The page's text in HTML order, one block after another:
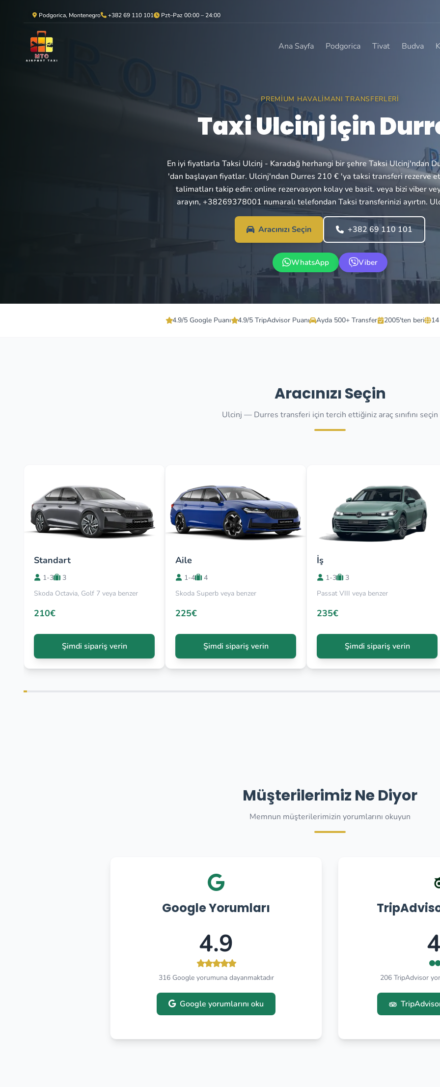
Podgorica, Montenegro +382 69 110 101 Pzt–Paz 00:00 – 24:00
Ana Sayfa Podgorica Tivat Budva
PREMIUM HAVALIMANI TRANSFERLERI
Taxi Ulcinj için
En iyi fiyatlarla Taksi Ulcinj - Karadağ herhangi bir şehre Taksi Ulcinj'ndan
'dan başlayan fiyatlar. Ulcinj'ndan Durres 210 € 'ya taksi transferi rezerve
talimatları takip edin: online rezervasyon kolay ve basit. veya bizi viber
arayın, +38269378001 numaralı telefondan Taksi transferinizi ayırtın.
Aracınızı Seçin +382 69 110 101
WhatsApp Viber
4.9/5 Google Puanı 4.9/5 TripAdvisor Puanı Ayda 500+ Transfer 2005'ten beri
Aracınızı Seçin
Ulcinj — Durres transferi için tercih ettiğiniz araç sınıfını seçin
Standart
1-3
3
Skoda Octavia, Golf 7 veya benzer
210€
Şimdi sipariş verin
Aile
1-4
4
Skoda Superb veya benzer
225€
Şimdi sipariş verin
İş
1-3
3
Passat VIII veya benzer
235€
Şimdi sipariş verin
Müşterilerimiz Ne Diyor
Memnun müşterilerimizin yorumlarını okuyun
Google Yorumları
4.9
316 Google yorumuna dayanmaktadır
Google yorumlarını oku
206 TripAdvisor